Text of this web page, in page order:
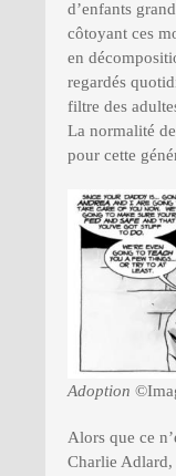
d’enfants
côtoyant ces
en
regardés
filtre des
La normalité
pour cette
Adoption
Alors que ce
Charlie Adlard,